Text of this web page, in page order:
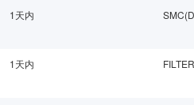
1天内
1天内